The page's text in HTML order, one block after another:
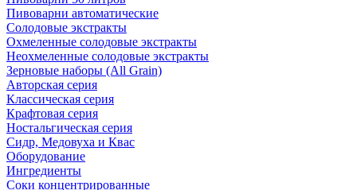
Пивоварни автоматические
Солодовые экстракты
Охмеленные солодовые экстракты
Неохмеленные солодовые экстракты
Зерновые наборы (All Grain)
Авторская серия
Классическая серия
Крафтовая серия
Ностальгическая серия
Сидр, Медовуха и Квас
Оборудование
Ингредиенты
Соки концентрированные